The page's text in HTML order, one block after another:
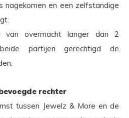
nagekomen en een zelfstandige
overmacht langer dan 2
partijen gerechtigd de
rechter
tussen Jewelz & More en de